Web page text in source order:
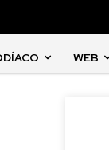
WEB